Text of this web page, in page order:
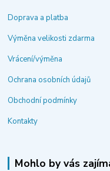
Doprava a platba
Výměna velikosti zdarma
Vrácení/výměna
Ochrana osobních údajů
Obchodní podmínky
Kontakty
Mohlo by vás